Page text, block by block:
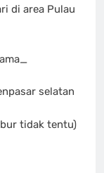
di area Pulau
selatan
tidak tentu)